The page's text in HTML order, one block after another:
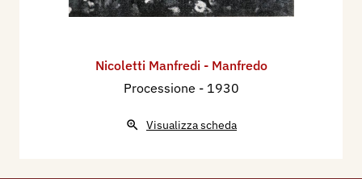
Nicoletti Manfredi - Manfredo
Processione - 1930
Visualizza scheda